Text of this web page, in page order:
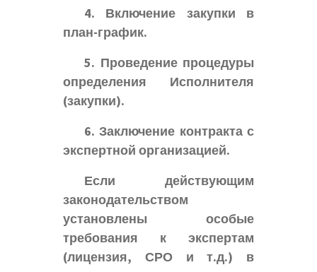
4. Включение закупки в
план-график.
5. Проведение процедуры
определения Исполнителя
(закупки).
6. Заключение контракта с
экспертной организацией.
Если действующим
законодательством
установлены особые
требования к экспертам
(лицензия, СРО и т.д.) в